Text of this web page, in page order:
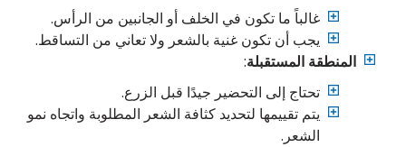
غالباً ما تكون في الخلف أو الجانبين من الرأس.
يجب أن تكون غنية بالشعر ولا تعاني من التساقط.
المنطقة المستقبلة:
تحتاج إلى التحضير جيدًا قبل الزرع.
يتم تقييمها لتحديد كثافة الشعر المطلوبة واتجاه نمو
الشعر.